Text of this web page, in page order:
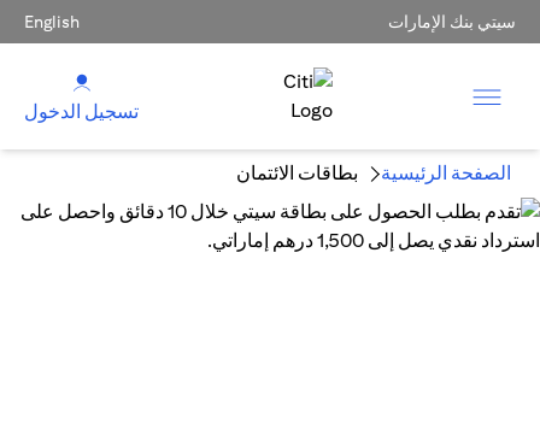
سيتي بنك الإمارات English
تسجيل الدخول
الصفحة الرئيسية بطاقات الائتمان